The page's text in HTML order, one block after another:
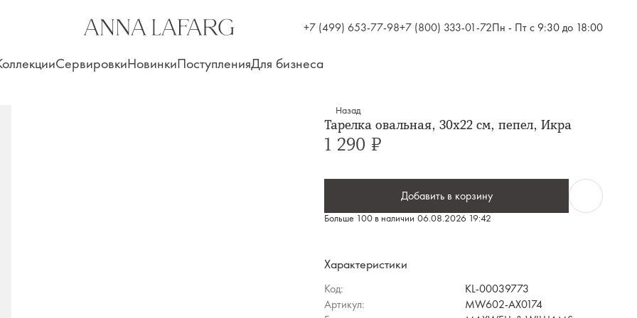
+7 (499) 653-77-98+7 (800) 333-01-72Пн - Пт с 9:30 до 18:00
СервировкиНовинкиПоступленияДля бизнеса
Назад
Тарелка овальная, 30x22 см, пепел, Икра
1 290 ₽
Больше 100 в наличии 06.08.2026 19:42
Добавить в корзину
Характеристики
Код:
KL-00039773
Артикул:
MW602-AX0174